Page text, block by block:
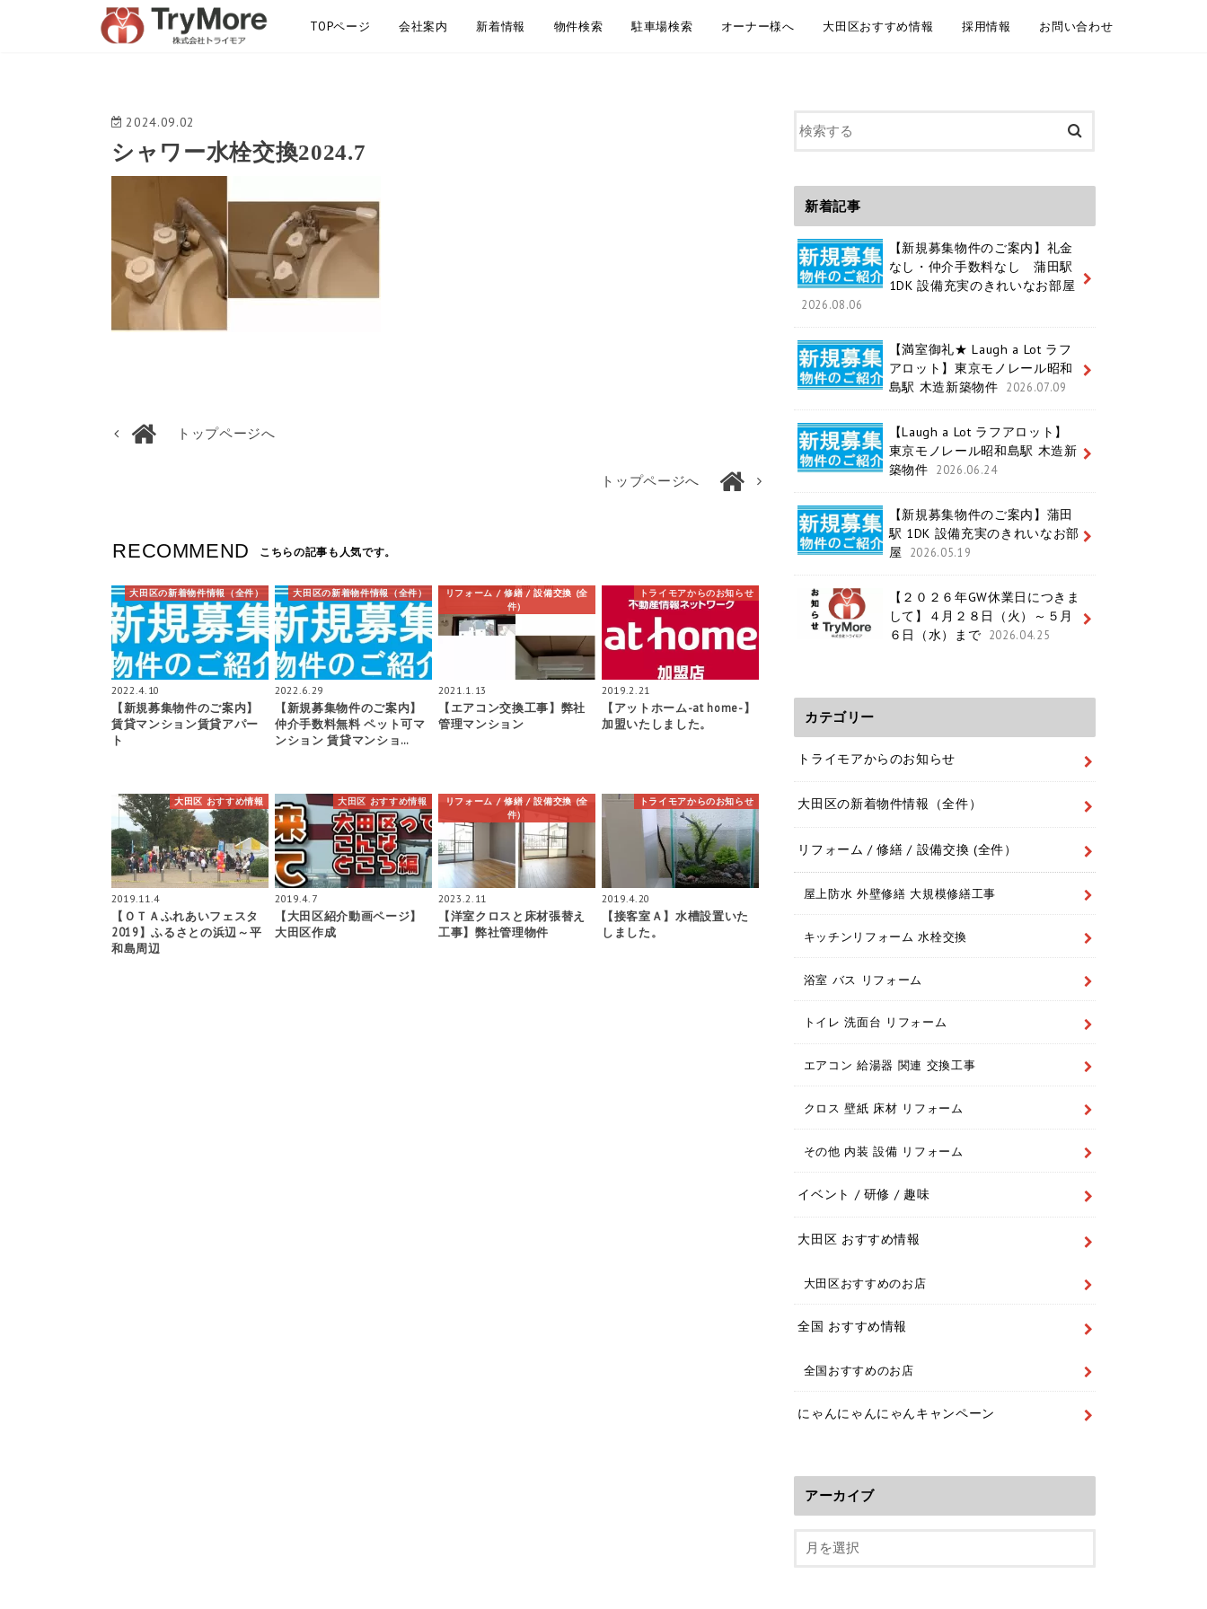
TOPページ 会社案内 新着情報 物件検索 駐車場検索 オーナー様へ 大田区おすすめ情報 採用情報 お問い合わせ
2024.09.02
シャワー水栓交換2024.7
トップページへ
トップページへ
RECOMMEND こちらの記事も人気です。
大田区の新着物件情報（全件）
2022.4.10
【新規募集物件のご案内】
賃貸マンション賃貸アパー
ト
大田区の新着物件情報（全件）
2022.6.29
【新規募集物件のご案内】
仲介手数料無料 ペット可マ
ンション 賃貸マンショ…
リフォーム / 修繕 / 設備交換 (全
件）
2021.1.13
【エアコン交換工事】弊社
管理マンション
トライモアからのお知らせ
2019.2.21
【アットホーム-at home-】
加盟いたしました。
大田区 おすすめ情報
2019.11.4
【ＯＴＡふれあいフェスタ
2019】ふるさとの浜辺～平
和島周辺
大田区 おすすめ情報
2019.4.7
【大田区紹介動画ページ】
大田区作成
リフォーム / 修繕 / 設備交換 (全
件）
2023.2.11
【洋室クロスと床材張替え
工事】弊社管理物件
トライモアからのお知らせ
2019.4.20
【接客室Ａ】水槽設置いた
しました。
新着記事
【新規募集物件のご案内】礼金
なし・仲介手数料なし 蒲田駅
1DK 設備充実のきれいなお部屋
2026.08.06
【満室御礼★ Laugh a Lot ラフ
アロット】東京モノレール昭和
島駅 木造新築物件
2026.07.09
【Laugh a Lot ラフアロット】
東京モノレール昭和島駅 木造新
築物件
2026.06.24
【新規募集物件のご案内】蒲田
駅 1DK 設備充実のきれいなお部
屋
2026.05.19
【２０２６年GW休業日につきま
して】４月２８日（火）～５月
６日（水）まで
2026.04.25
カテゴリー
トライモアからのお知らせ
大田区の新着物件情報（全件）
リフォーム / 修繕 / 設備交換 (全件）
屋上防水 外壁修繕 大規模修繕工事
キッチンリフォーム 水栓交換
浴室 バス リフォーム
トイレ 洗面台 リフォーム
エアコン 給湯器 関連 交換工事
クロス 壁紙 床材 リフォーム
その他 内装 設備 リフォーム
イベント / 研修 / 趣味
大田区 おすすめ情報
大田区おすすめのお店
全国 おすすめ情報
全国おすすめのお店
にゃんにゃんにゃんキャンペーン
アーカイブ